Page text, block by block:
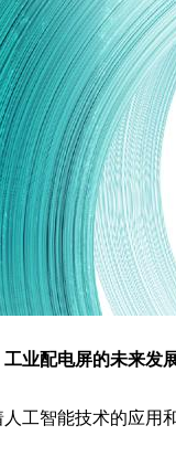
工业配电屏的未来发
工智能技术的应用